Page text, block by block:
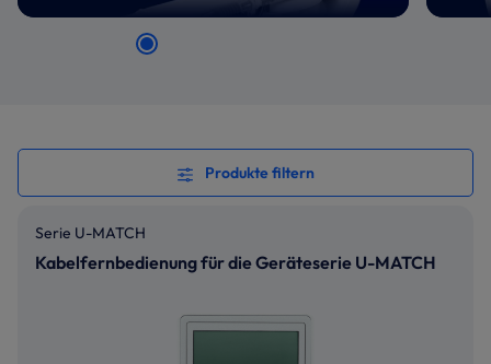
Produkte filtern
Serie U-MATCH
Kabelfernbedienung für die Geräteserie U-MATCH